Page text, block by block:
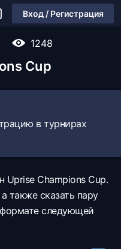
Вход / Регистрация
1248
Cup
в турнирах
Uprise Champions Cup.
также сказать пару
следующей